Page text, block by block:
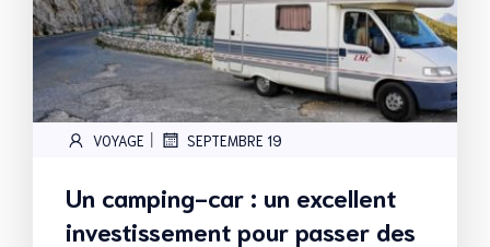
VOYAGE | SEPTEMBRE 19
Un camping-car : un excellent
investissement pour passer des